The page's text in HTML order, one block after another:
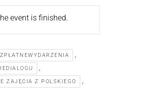
event is finished.
,
,
ZAJĘCIA Z POLSKIEGO ,